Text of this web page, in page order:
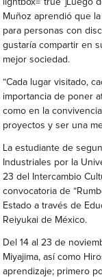
lightbox=”true”]Luego
Muñoz aprendió que
para personas con
gustaría compartir en
mejor sociedad.
“Cada lugar visitado,
importancia de poner
como en la
proyectos y ser una
La estudiante de
Industriales por la
23 del Intercambio
convocatoria de
Estado a través de
Reiyukai de México.
Del 14 al 23 de
Miyajima, así como
aprendizaje; primero